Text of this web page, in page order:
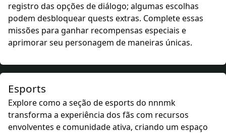
registro das opções de diálogo; algumas escolhas
podem desbloquear quests extras. Complete essas
missões para ganhar recompensas especiais e
aprimorar seu personagem de maneiras únicas.
Esports
Explore como a seção de esports do nnnmk
transforma a experiência dos fãs com recursos
envolventes e comunidade ativa, criando um espaço